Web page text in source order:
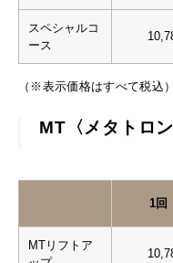
スペシャルコ
ース
（※表示価格はすべて税込）
MT〈メタトロ
1回
MTリフトア